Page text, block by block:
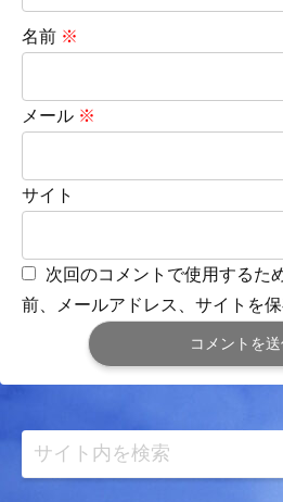
名前 ※
メール ※
サイト
次回のコメントで使用するた
前、メールアドレス、サイトを保